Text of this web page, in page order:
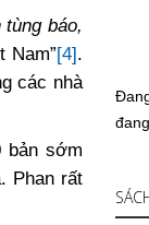
tùng báo,
Nam”[4].
các nhà
bản sớm
Phan rất